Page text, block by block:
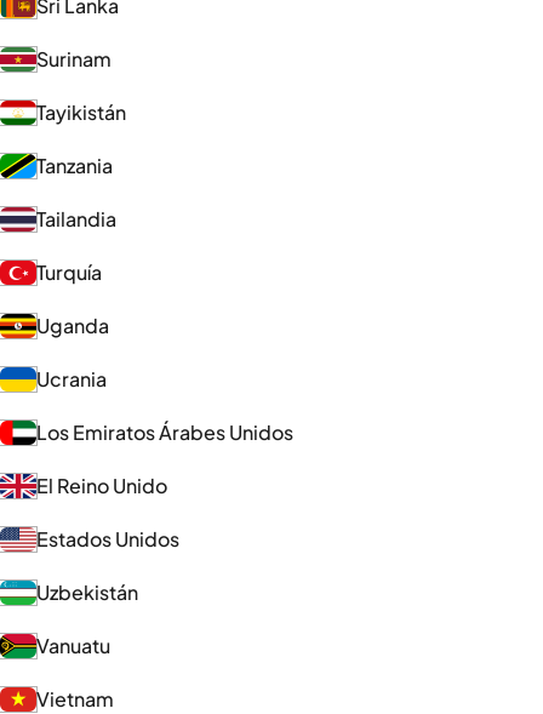
Sri Lanka
Surinam
Tayikistán
Tanzania
Tailandia
Turquía
Uganda
Ucrania
Los Emiratos Árabes Unidos
El Reino Unido
Estados Unidos
Uzbekistán
Vanuatu
Vietnam